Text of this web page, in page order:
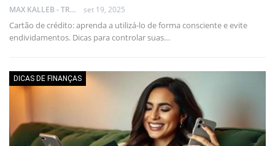
MAX KALLEB - TRADER set 19, 2025
Cartão de crédito: aprenda a utilizá-lo de forma consciente e evite
endividamentos. Dicas para controlar suas…
DICAS DE FINANÇAS